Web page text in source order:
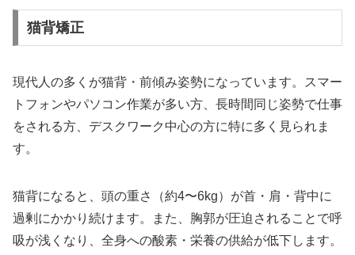
猫背矯正
現代人の多くが猫背・前傾み姿勢になっています。スマー
トフォンやパソコン作業が多い方、長時間同じ姿勢で仕事
をされる方、デスクワーク中心の方に特に多く見られま
す。
猫背になると、頭の重さ（約4〜6kg）が首・肩・背中に
過剰にかかり続けます。また、胸郭が圧迫されることで呼
吸が浅くなり、全身への酸素・栄養の供給が低下します。